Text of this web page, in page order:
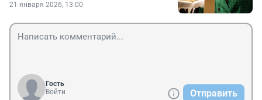
21 января 2026, 13:00
Гость
Войти
Отправить